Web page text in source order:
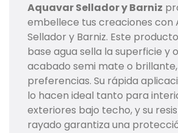
Aquavar Sellador y Barniz
embellece tus creaciones con
Sellador y Barniz. Este
base agua sella la superficie y
acabado semi mate o
preferencias. Su rápida
lo hacen ideal tanto para
exteriores bajo techo, y su
rayado garantiza una